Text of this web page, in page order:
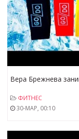
Вера Брежнева
ФИТНЕС
30-МАР, 00:10